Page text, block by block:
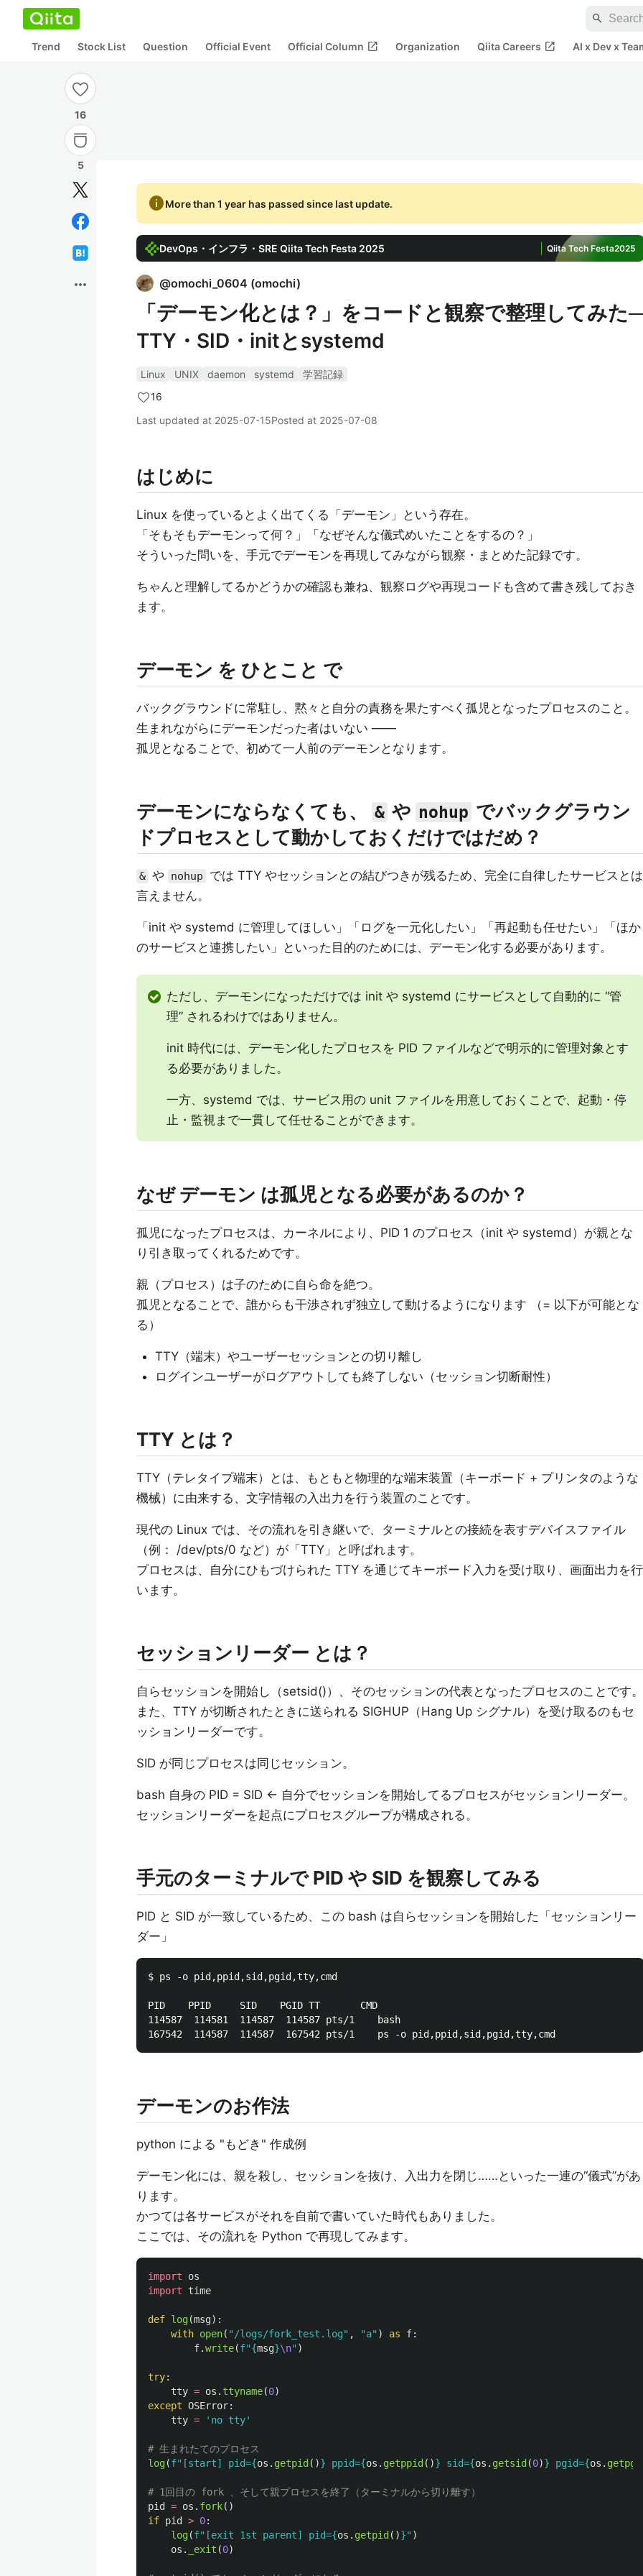
search
Trend Stock List Question Official Event Official Column open_in_new Organization Qiita Careers open_in_new AI x Dev x
16
5
more_horiz
infoMore than 1 year has passed since last update.
DevOps・インフラ・SRE Qiita Tech Festa 2025 Qiita Tech Festa2025
@omochi_0604 (omochi)
「デーモン化とは？」をコードと観察で整理してみた─
TTY・SID・initとsystemd
Linux UNIX daemon systemd
学習記録
16
Last updated at 2025-07-15Posted at 2025-07-08
はじめに
Linux を使っているとよく出てくる「デーモン」という存在。
「そもそもデーモンって何？」「なぜそんな儀式めいたことをするの？」
そういった問いを、手元でデーモンを再現してみながら観察・まとめた記録です。
ちゃんと理解してるかどうかの確認も兼ね、観察ログや再現コードも含めて書き残しておき
ます。
デーモン を ひとこと で
バックグラウンドに常駐し、黙々と自分の責務を果たすべく孤児となったプロセスのこと。
生まれながらにデーモンだった者はいない ――
孤児となることで、初めて一人前のデーモンとなります。
デーモンにならなくても、 & や nohup でバックグラウン
ドプロセスとして動かしておくだけではだめ？
& や nohup
では TTY やセッションとの結びつきが残るため、完全に自律したサービスとは
言えません。
「init や systemd に管理してほしい」「ログを一元化したい」「再起動も任せたい」「ほか
のサービスと連携したい」といった目的のためには、デーモン化する必要があります。
ただし、デーモンになっただけでは init や systemd にサービスとして自動的に “管
理” されるわけではありません。
init 時代には、デーモン化したプロセスを PID ファイルなどで明示的に管理対象とす
る必要がありました。
一方、systemd では、サービス用の unit ファイルを用意しておくことで、起動・停
止・監視まで一貫して任せることができます。
なぜ デーモン は孤児となる必要があるのか？
孤児になったプロセスは、カーネルにより、PID 1 のプロセス（init や systemd）が親とな
り引き取ってくれるためです。
親（プロセス）は子のために自ら命を絶つ。
孤児となることで、誰からも干渉されず独立して動けるようになります （= 以下が可能とな
る）
TTY（端末）やユーザーセッションとの切り離し
ログインユーザーがログアウトしても終了しない（セッション切断耐性）
TTY とは？
TTY（テレタイプ端末）とは、もともと物理的な端末装置（キーボード + プリンタのような
機械）に由来する、文字情報の入出力を行う装置のことです。
現代の Linux では、その流れを引き継いで、ターミナルとの接続を表すデバイスファイル
（例： /dev/pts/0 など）が「TTY」と呼ばれます。
プロセスは、自分にひもづけられた TTY を通じてキーボード入力を受け取り、画面出力を行
います。
セッションリーダー とは？
自らセッションを開始し（setsid()）、そのセッションの代表となったプロセスのことです。
また、TTY が切断されたときに送られる SIGHUP（Hang Up シグナル）を受け取るのもセ
ッションリーダーです。
SID が同じプロセスは同じセッション。
bash 自身の PID = SID ← 自分でセッションを開始してるプロセスがセッションリーダー。
セッションリーダーを起点にプロセスグループが構成される。
手元のターミナルで PID や SID を観察してみる
PID と SID が一致しているため、この bash は自らセッションを開始した「セッションリー
ダー」
$ ps -o pid,ppid,sid,pgid,tty,cmd
PID    PPID     SID    PGID TT       CMD
114587  114581  114587  114587 pts/1    bash
デーモンのお作法
python による "もどき" 作成例
デーモン化には、親を殺し、セッションを抜け、入出力を閉じ……といった一連の“儀式”があ
ります。
かつては各サービスがそれを自前で書いていた時代もありました。
ここでは、その流れを Python で再現してみます。
import
os
import
time
def log(msg):
with open( " /logs/fork_test.log" , "a" ) as f:
f.write(f"{msg}\n" )
try:
tty = os . ttyname(0)
except OSError:
tty = ' no tty'
log(f" [start] pid={os . getpid ()} ppid={os . getppid ()} sid={os . getsid (0)} pgid={os .
pid
= os . fork()
if pid > 0:
log(f" [exit 1st parent] pid={os . getpid ()}" )
os . _exit (0)